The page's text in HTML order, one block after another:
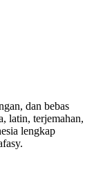
dan bebas
latin, terjemahan,
lengkap